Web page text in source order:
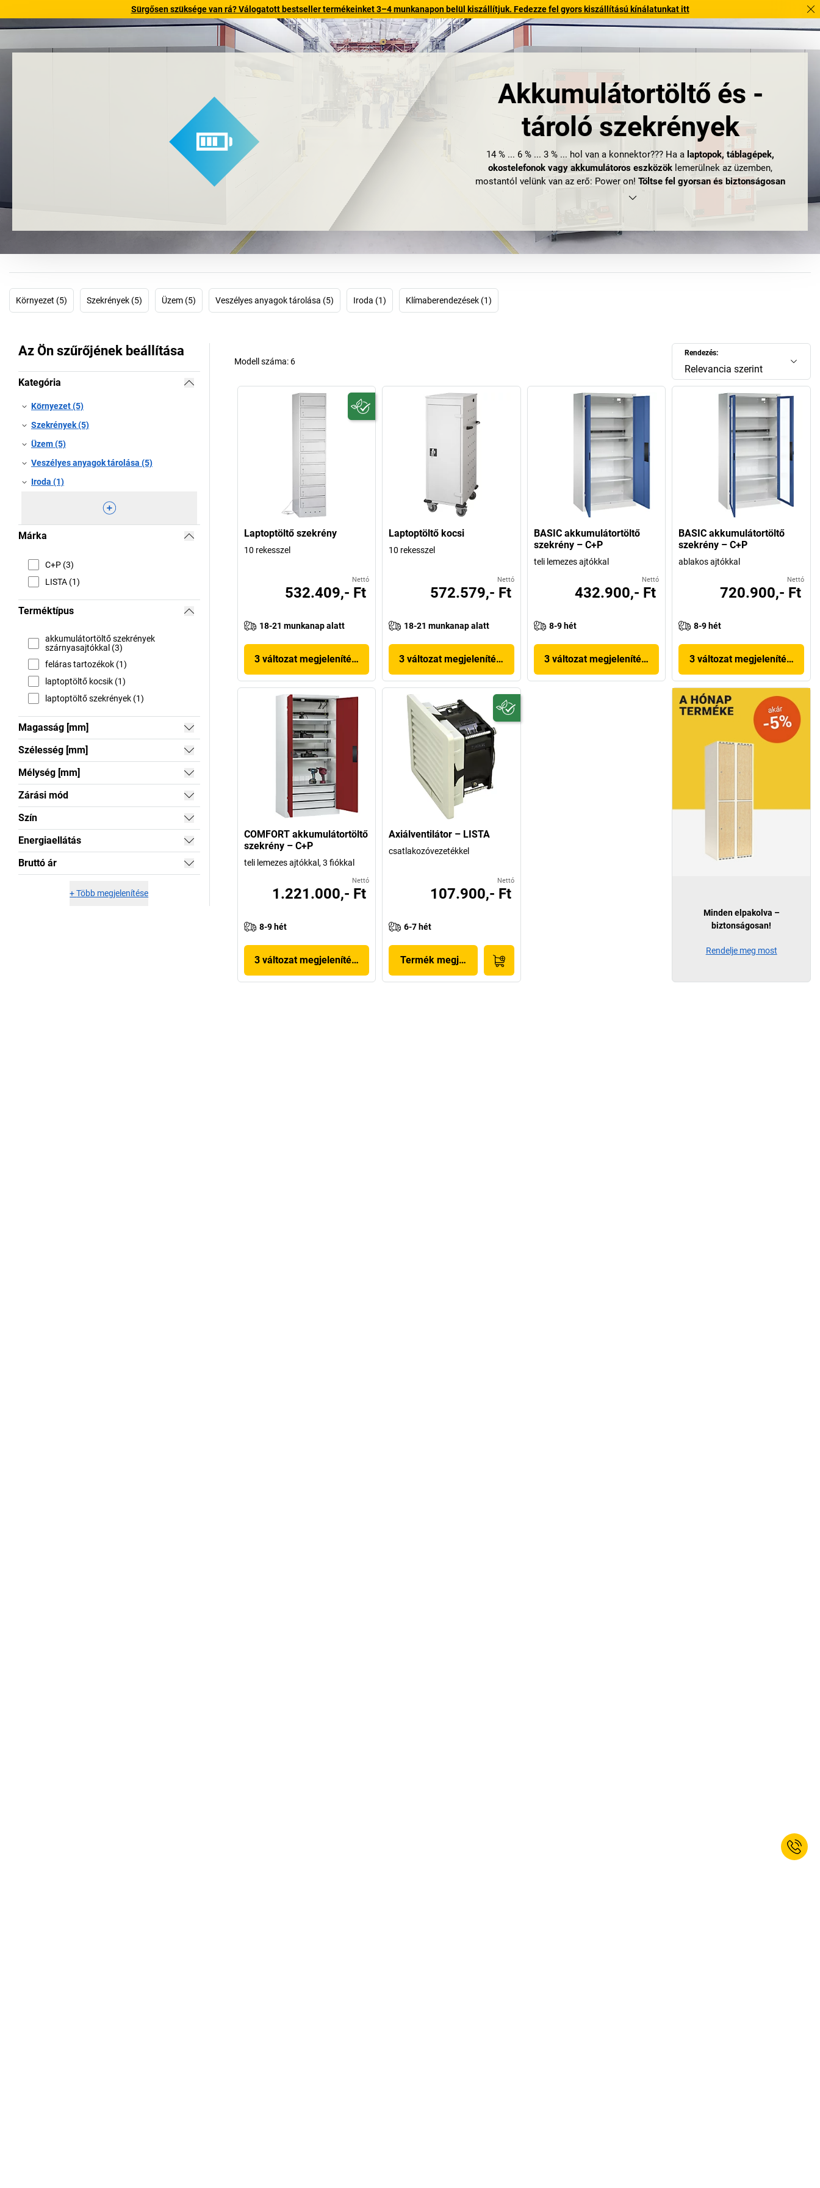
Sürgősen szüksége van rá? Válogatott bestseller termékeinket 3–4 munkanapon belül kiszállítjuk. Fedezze fel gyors kiszállítású kínálatunkat itt
Akkumulátortöltő és -
tároló szekrények
14 % ... 6 % ... 3 % ... hol van a konnektor??? Ha a laptopok, táblagépek,
okostelefonok vagy akkumulátoros eszközök lemerülnek az üzemben,
mostantól velünk van az erő: Power on! Töltse fel gyorsan és biztonságosan
. Az egyik legjobb, „energiával teli” csomagunk:
akkumulátortöltő vagy -tároló szekrények
Egyszerre több készülék feltöltésére és lopásbiztos tárolására
veszélyesanyag-tároló és biztonsági szekrényeink
többé az ujjait – még a tolvajok sem.
Környezet (5) Szekrények (5) Üzem (5) Veszélyes anyagok tárolása (5) Iroda (1) Klímaberendezések (1)
Az Ön szűrőjének beállítása
Kategória
Környezet (5)
Szekrények (5)
Üzem (5)
Veszélyes anyagok tárolása (5)
Iroda (1)
Márka
C+P (3)
LISTA (1)
Terméktípus
akkumulátortöltő szekrények
szárnyasajtókkal (3)
feláras tartozékok (1)
laptoptöltő kocsik (1)
laptoptöltő szekrények (1)
Magasság [mm]
Szélesség [mm]
Mélység [mm]
Zárási mód
Szín
Energiaellátás
Bruttó ár
+Több megjelenítése
Rendezés:
Relevancia szerint
Modell száma: 6
Laptoptöltő szekrény
10 rekesszel
Nettó
532.409,- Ft
18-21 munkanap alatt
3 változat megjelenítése
Laptoptöltő kocsi
10 rekesszel
Nettó
572.579,- Ft
18-21 munkanap alatt
3 változat megjelenítése
BASIC akkumulátortöltő
szekrény – C+P
teli lemezes ajtókkal
Nettó
432.900,- Ft
8-9 hét
3 változat megjelenítése
BASIC akkumulátortöltő
szekrény – C+P
ablakos ajtókkal
Nettó
720.900,- Ft
8-9 hét
3 változat megjelenítése
COMFORT akkumulátortöltő
szekrény – C+P
teli lemezes ajtókkal, 3 fiókkal
Nettó
1.221.000,- Ft
8-9 hét
3 változat megjelenítése
Axiálventilátor – LISTA
csatlakozóvezetékkel
Nettó
107.900,- Ft
6-7 hét
Termék megjelenítése
Minden elpakolva –
biztonságosan!
Rendelje meg most